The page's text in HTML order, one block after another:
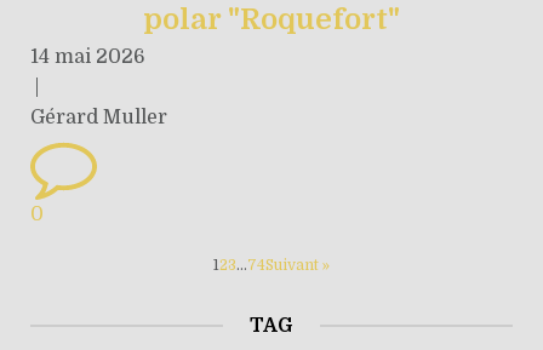
polar "Roquefort"
14 mai 2026
Gérard Muller
0
123…74Suivant »
TAG